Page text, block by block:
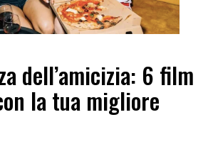
dell’amicizia: 6 film
la tua migliore